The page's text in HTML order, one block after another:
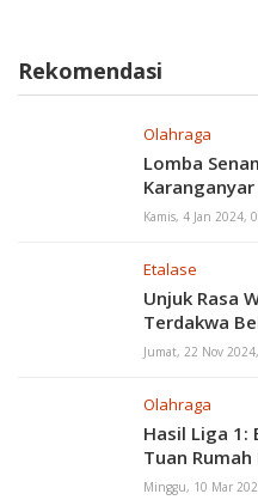
Rekomendasi
Olahraga
Lomba
Kamis, 4 Jan 2024,
Etalase
Unjuk Rasa
Terdakwa
Jumat, 22 Nov
Olahraga
Hasil Liga
Tuan
Minggu, 10 Mar